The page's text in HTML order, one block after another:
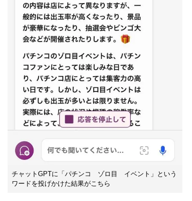
チャットGPTに「パチンコ ゾロ目 イベント」という
ワードを投げかけた結果がこちら